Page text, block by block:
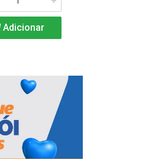
Adicionar